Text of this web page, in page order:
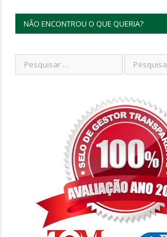
NÃO ENCONTROU O QUE QUERIA?